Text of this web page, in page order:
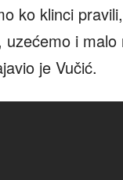
ko klinci
i
je Vučić.